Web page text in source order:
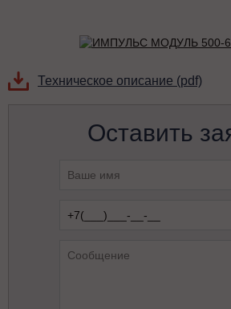
Техническое описание (pdf)
Оставить